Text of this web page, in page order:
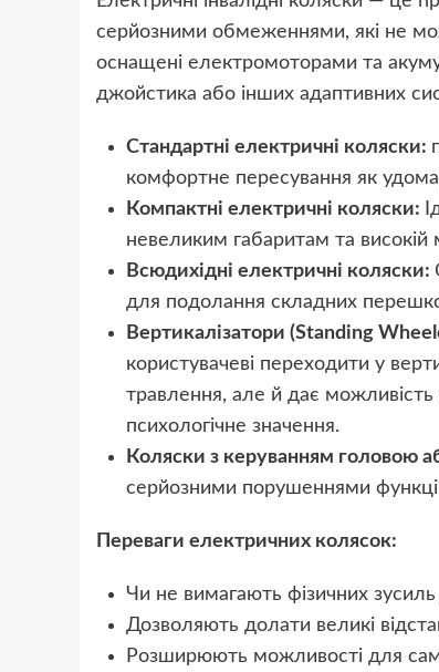
серйозними обмеженнями, які не
оснащені електромоторами та
джойстика або інших адаптивних
Стандартні електричні коляски:
комфортне пересування як удома,
Компактні електричні коляски:
невеликим габаритам та високій
Всюдихідні електричні коляски:
для подолання складних
Вертикалізатори (Standing
користувачеві переходити у
травлення, але й дає можливість
психологічне значення.
Коляски з керуванням головою
серйозними порушеннями функцій
Переваги електричних колясок:
Чи не вимагають фізичних
Дозволяють долати великі
Розширюють можливості для